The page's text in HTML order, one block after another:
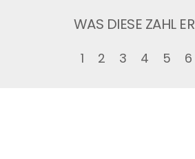
WAS DIESE ZAHL
1 2 3 4 5 6